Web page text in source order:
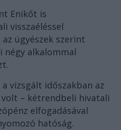
Enikőt is
visszaéléssel
ügyészek szerint
alkalommal
vizsgált időszakban az
– kétrendbeli hivatali
elfogadásával
hatóság.